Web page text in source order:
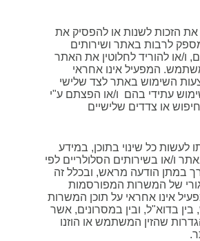
הזכות לשנות או להפסיק את
לרבות באתר ושירותים
ו/או להוריד לחלוטין את האתר
המפעיל אינו אחראי
השימוש באתר לצד שלישי
עתידי בהם ו/או הפצתם ע"י
או צדדים שלישיים
לעשות כל שינוי בתוכן, במידע
ו/או בשירותים הסלולריים לפי
במתן הודעה מראש, ובכלל זה
של המשרות המפורסמות
אינו אחראי על תוכן המשרות
בדוא"ל, ובין במסרונים, אשר
שהזין המשתמש או הוזנו